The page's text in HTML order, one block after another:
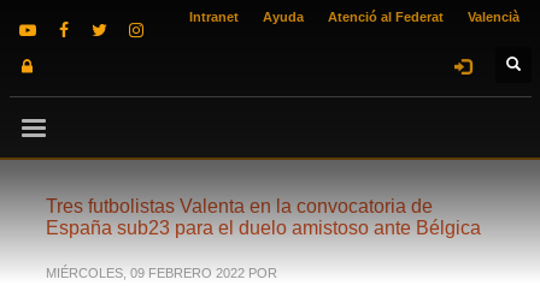
Intranet Ayuda Atenció al Federat Valencià
Tres futbolistas Valenta en la convocatoria de
España sub23 para el duelo amistoso ante Bélgica
MIÉRCOLES, 09 FEBRERO 2022 POR